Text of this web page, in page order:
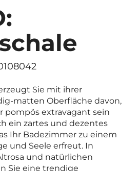
Sie mit ihrer
matten Oberfläche davon,
pompös extravagant sein
ein zartes und dezentes
Ihr Badezimmer zu einem
und Seele erfreut. In
und natürlichen
Sie eine trendige